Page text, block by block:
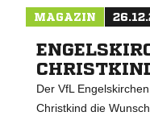
MAGAZIN
Der VfL
Christkind die